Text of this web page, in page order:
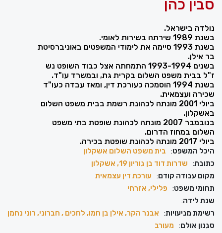
סבין כהן
נולדה בישראל.
בשנת 1989 שירתה בשירות לאומי.
בשנת 1993 סיימה את לימודי המשפטים באוניברסיטת
בר אילן.
בשנים 1993-1994 התמחתה אצל כבוד השופט נש
ז"ל בבית משפט השלום בקרית גת, ובמשרד עו"ד.
בשנת 1994 הוסמכה כעורכת דין, ומאז עבדה כעו"ד
שכירה ועצמאית.
ביולי 2001 מונתה לכהונת רשמת בבית משפט השלום
באשקלון.
בנובמבר 2007 מונתה לכהונת שופטת בתי משפט
השלום במחוז הדרום.
ביולי 2017 מונתה לכהונת שופטת בכירה.
היכל המשפט:
בית משפט השלום אשקלון
כתובת:
שדרות דוד בן גוריון 19, אשקלון
מקום עבודה קודם:
עורכת דין עצמאית
תחומי משפט:
פלילי, אזרחי
שנת לידה:
רשימת מניעויות:
אבנר הקר, אילן בן חמו, לחכים , חברוני, רוני נחמן
סגנון אולם:
מעורב